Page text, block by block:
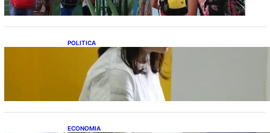
POLITICA
Justiça Eleitoral prevê orçamento de R$ 13,9
bilhões para 2027; proposta segue para
PLOA
ECONOMIA